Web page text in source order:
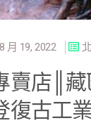
8 月 19, 2022
賣店║
復古工